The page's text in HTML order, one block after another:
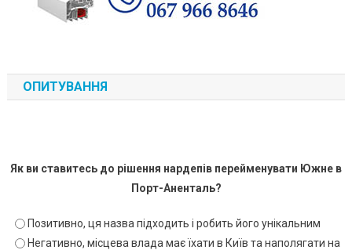
ОПИТУВАННЯ
Як ви ставитесь до рішення нардепів перейменувати Южне в
Порт-Аненталь?
Позитивно, ця назва підходить і робить його унікальним
Негативно, місцева влада має їхати в Київ та наполягати на